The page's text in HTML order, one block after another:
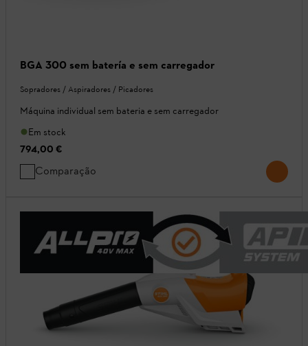
BGA 300 sem batería e sem carregador
Sopradores / Aspiradores / Picadores
Máquina individual sem bateria e sem carregador
Em stock
794,00 €
Comparação